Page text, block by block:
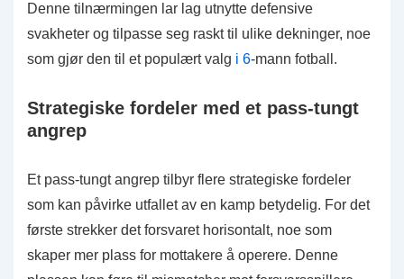
Denne tilnærmingen lar lag utnytte defensive
svakheter og tilpasse seg raskt til ulike dekninger, noe
som gjør den til et populært valg i 6-mann fotball.
Strategiske fordeler med et pass-tungt
angrep
Et pass-tungt angrep tilbyr flere strategiske fordeler
som kan påvirke utfallet av en kamp betydelig. For det
første strekker det forsvaret horisontalt, noe som
skaper mer plass for mottakere å operere. Denne